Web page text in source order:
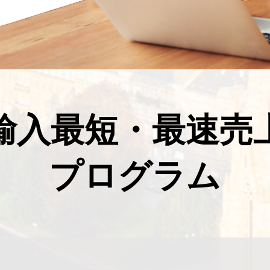
入最短・最速売
プログラム